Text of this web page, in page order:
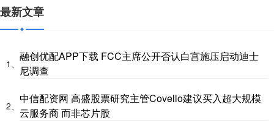
最新文章
1、
融创优配APP下载 FCC主席公开否认白宫施压启动迪士
尼调查
2、
中信配资网 高盛股票研究主管Covello建议买入超大规模
云服务商 而非芯片股